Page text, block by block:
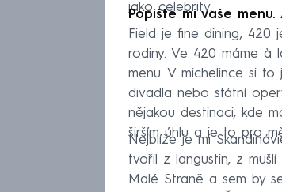
jako celebrity.
Popište mi vaše
Field je fine dining, 420
rodiny. Ve 420 máme à
menu. V michelince si
divadla nebo státní
nějakou destinaci, kde
širším úhlu a je to pro
Nejblíže je mi
tvořil z langustin, z
Malé Straně a sem by